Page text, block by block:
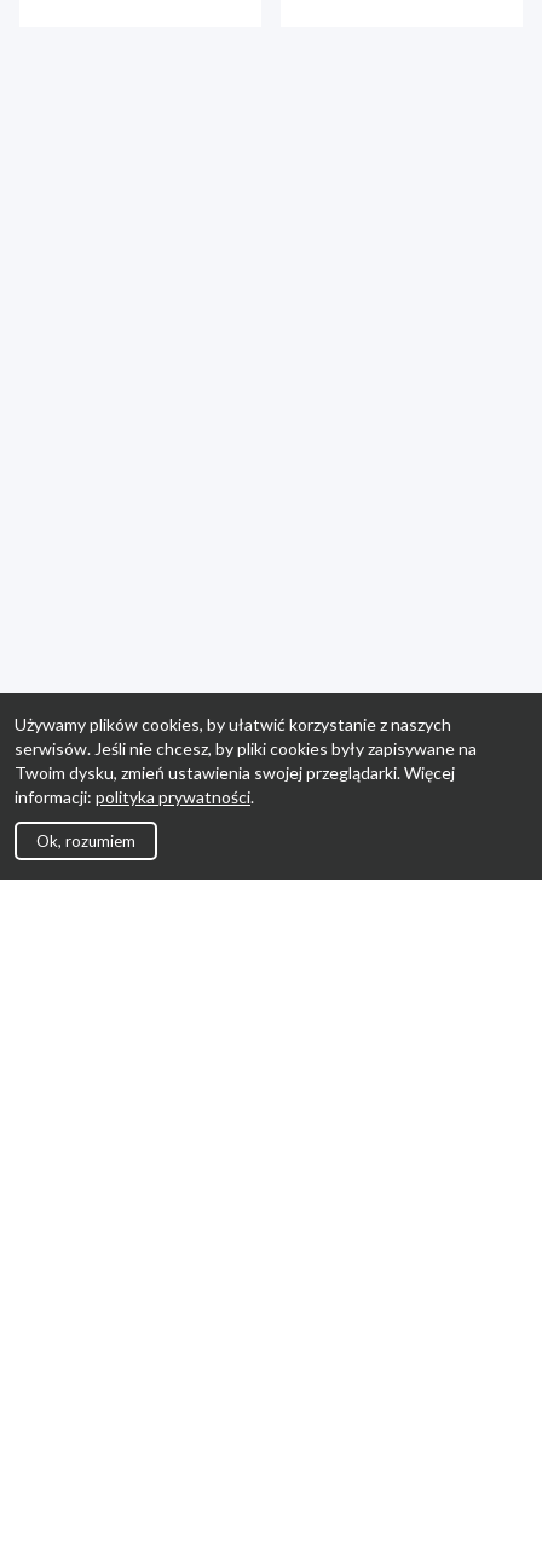
Używamy plików cookies, by ułatwić korzystanie z naszych
serwisów. Jeśli nie chcesz, by pliki cookies były zapisywane na
Twoim dysku, zmień ustawienia swojej przeglądarki. Więcej
informacji: polityka prywatności.
Ok, rozumiem